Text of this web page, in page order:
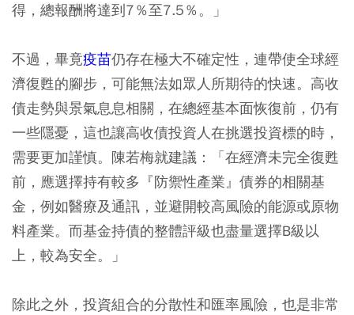
得，總報酬將達到7％至7.5％。」
不過，畢竟疫苗仍存在極大不確定性，連帶使全球經
濟復甦的腳步，可能無法如眾人所期待的快速。高收
債走勢與景氣息息相關，在總經基本面恢復前，仍有
一些隱憂，這也讓高收債投資人在挑選投資標的時，
需要更加謹慎。陳若梅就建議：「在經濟未完全復甦
前，應選擇持有較多『防禦性產業』債券的相關基
金，例如醫療及通訊，並避開較高風險的能源或原物
料產業。而基金持債的整體評級也盡量選擇B級以
上，較為安全。」
除此之外，投資組合的分散性和匯率風險，也是非常